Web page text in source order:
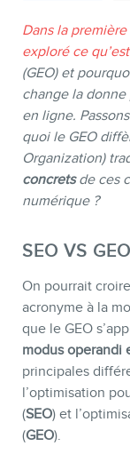
Audits
Dans la
exploré ce
(GEO) et
change la
en ligne.
quoi le GEO
Organization)
concretsde ces
numérique ?
SEO VS
On pourrait
acronyme à la
que le GEO
modus operandi
principales
l’optimisation
(SEO) et
(GEO).